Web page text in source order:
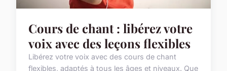
Cours de chant : libérez votre
voix avec des leçons flexibles
Libérez votre voix avec des cours de chant
flexibles, adaptés à tous les âges et niveaux. Que